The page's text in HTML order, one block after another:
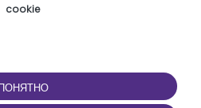
cookie
ПОНЯТНО
ПРИЛОЖЕНИЕ